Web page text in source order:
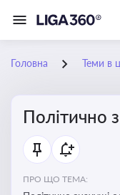
Головна Теми в
Політично
ПРО ЩО ТЕМА: